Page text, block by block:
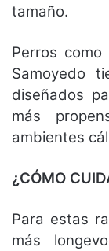
tamaño.
Perros
Samoyedo
diseñados
más
ambientes
¿CÓMO
Para estas
más